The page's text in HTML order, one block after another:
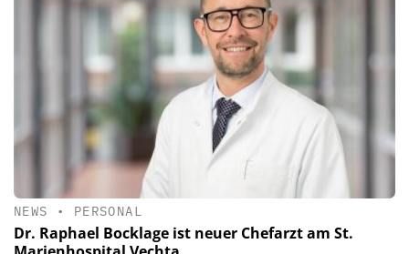
NEWS • PERSONAL
Dr. Raphael Bocklage ist neuer Chefarzt am St.